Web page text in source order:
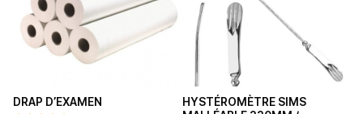
DRAP D’EXAMEN
HYSTÉROMÈTRE SIMS